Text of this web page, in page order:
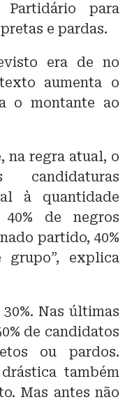
para
e pardas.
era de no
aumenta o
o montante ao
na regra atual, o
candidaturas
à quantidade
de negros
partido, 40%
grupo”, explica
Nas últimas
de candidatos
ou pardos.
também
Mas antes não